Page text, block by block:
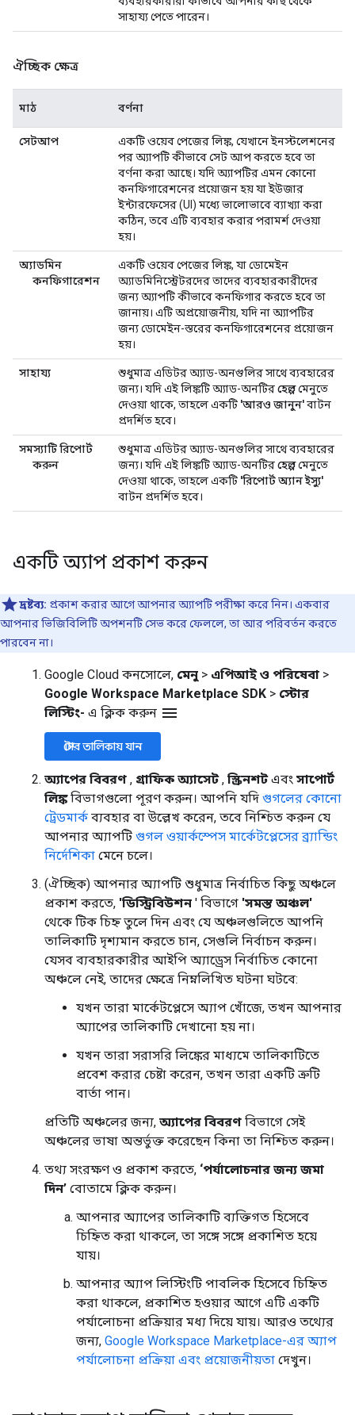
সাহায্য পেতে পারেন।
ঐচ্ছিক ক্ষেত্র
মাঠ বর্ণনা
সেটআপ
একটি ওয়েব পেজের লিঙ্ক, যেখানে ইনস্টলেশনের
পর অ্যাপটি কীভাবে সেট আপ করতে হবে তা
বর্ণনা করা আছে। যদি অ্যাপটির এমন কোনো
কনফিগারেশনের প্রয়োজন হয় যা ইউজার
ইন্টারফেসের (UI) মধ্যে ভালোভাবে ব্যাখ্যা করা
কঠিন, তবে এটি ব্যবহার করার পরামর্শ দেওয়া
হয়।
অ্যাডমিন
কনফিগারেশন
একটি ওয়েব পেজের লিঙ্ক, যা ডোমেইন
অ্যাডমিনিস্ট্রেটরদের তাদের ব্যবহারকারীদের
জন্য অ্যাপটি কীভাবে কনফিগার করতে হবে তা
জানায়। এটি অপ্রয়োজনীয়, যদি না অ্যাপটির
জন্য ডোমেইন-স্তরের কনফিগারেশনের প্রয়োজন
হয়।
সাহায্য
শুধুমাত্র এডিটর অ্যাড-অনগুলির সাথে ব্যবহারের
জন্য। যদি এই লিঙ্কটি অ্যাড-অনটিরহেল্পমেনুতে
দেওয়া থাকে, তাহলে একটি 'আরও জানুন'বাটন
প্রদর্শিত হবে।
সমস্যাটি রিপোর্ট
করুন
শুধুমাত্র এডিটর অ্যাড-অনগুলির সাথে ব্যবহারের
জন্য। যদি এই লিঙ্কটি অ্যাড-অনটিরহেল্পমেনুতে
দেওয়া থাকে, তাহলে একটি 'রিপোর্ট অ্যান ইস্যু'
বাটন প্রদর্শিত হবে।
একটি অ্যাপ প্রকাশ করুন
দ্রষ্টব্য: প্রকাশ করার আগে আপনার অ্যাপটি পরীক্ষা করে নিন। একবার
আপনার ভিজিবিলিটি অপশনটি সেভ করে ফেললে, তা আর পরিবর্তন করতে
পারবেন না।
Google Cloud কনসোলে, মেনু > এপিআই ও পরিষেবা >
Google Workspace Marketplace SDK > স্টোর
লিস্টিং- এ ক্লিক করুন menu
স্টোর তালিকায় যান
অ্যাপের বিবরণ , গ্রাফিক অ্যাসেট, স্ক্রিনশটএবং সাপোর্ট
লিঙ্কবিভাগগুলো পূরণ করুন। আপনি যদি গুগলের কোনো
ট্রেডমার্ক ব্যবহার বা উল্লেখ করেন, তবে নিশ্চিত করুন যে
আপনার অ্যাপটি গুগল ওয়ার্কস্পেস মার্কেটপ্লেসের ব্র্যান্ডিং
নির্দেশিকা মেনে চলে।
(ঐচ্ছিক) আপনার অ্যাপটি শুধুমাত্র নির্বাচিত কিছু অঞ্চলে
প্রকাশ করতে, 'ডিস্ট্রিবিউশন ' বিভাগে 'সমস্ত অঞ্চল'
থেকে টিক চিহ্ন তুলে দিন এবং যে অঞ্চলগুলিতে আপনি
তালিকাটি দৃশ্যমান করতে চান, সেগুলি নির্বাচন করুন।
যেসব ব্যবহারকারীর আইপি অ্যাড্রেস নির্বাচিত কোনো
অঞ্চলে নেই, তাদের ক্ষেত্রে নিম্নলিখিত ঘটনা ঘটবে:
যখন তারা মার্কেটপ্লেসে অ্যাপ খোঁজে, তখন আপনার
অ্যাপের তালিকাটি দেখানো হয় না।
যখন তারা সরাসরি লিঙ্কের মাধ্যমে তালিকাটিতে
প্রবেশ করার চেষ্টা করেন, তখন তারা একটি ত্রুটি
বার্তা পান।
প্রতিটি অঞ্চলের জন্য, অ্যাপের বিবরণ বিভাগে সেই
অঞ্চলের ভাষা অন্তর্ভুক্ত করেছেন কিনা তা নিশ্চিত করুন।
তথ্য সংরক্ষণ ও প্রকাশ করতে, ‘পর্যালোচনার জন্য জমা
দিন’ বোতামে ক্লিক করুন।
আপনার অ্যাপের তালিকাটি ব্যক্তিগত হিসেবে
চিহ্নিত করা থাকলে, তা সঙ্গে সঙ্গে প্রকাশিত হয়ে
যায়।
আপনার অ্যাপ লিস্টিংটি পাবলিক হিসেবে চিহ্নিত
করা থাকলে, প্রকাশিত হওয়ার আগে এটি একটি
পর্যালোচনা প্রক্রিয়ার মধ্য দিয়ে যায়। আরও তথ্যের
জন্য, Google Workspace Marketplace-এর অ্যাপ
পর্যালোচনা প্রক্রিয়া এবং প্রয়োজনীয়তা দেখুন।